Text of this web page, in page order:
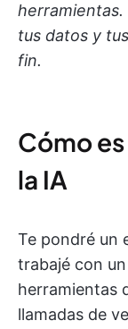
tus datos y
fin.
Cómo
la IA
Te pondré un
trabajé con
herramientas
llamadas de